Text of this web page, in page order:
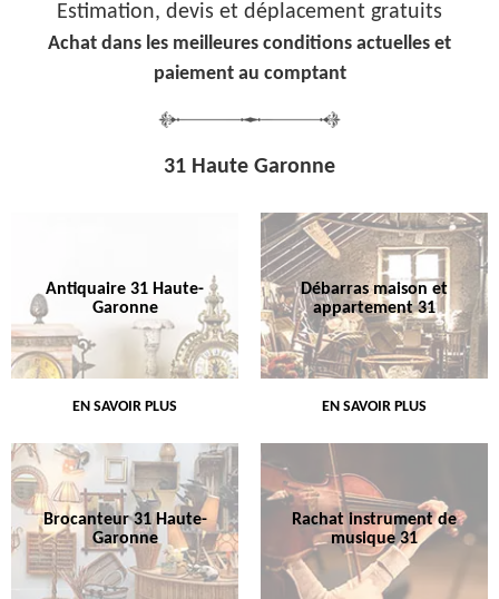
Estimation, devis et déplacement gratuits
Achat dans les meilleures conditions actuelles et
paiement au comptant
31 Haute Garonne
Antiquaire 31 Haute-
Garonne
EN SAVOIR PLUS
Débarras maison et
appartement 31
EN SAVOIR PLUS
Brocanteur 31 Haute-
Garonne
Rachat instrument de
musique 31